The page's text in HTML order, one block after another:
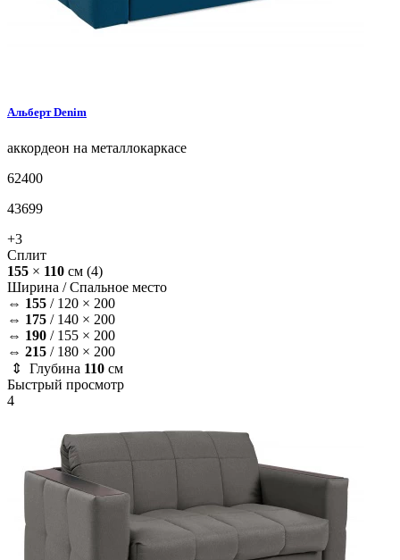
АльбертDenim
аккордеон на металлокаркасе
62400
43699
+3
Сплит
155 × 110 см (4)
Ширина /Спальное место
⇔ 155 / 120 × 200
⇔ 175 / 140 × 200
⇔ 190 / 155 × 200
⇔ 215 / 180 × 200
⇕ Глубина 110 см
Быстрый просмотр
4